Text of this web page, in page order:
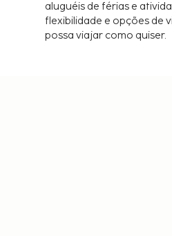
aluguéis de férias e
flexibilidade e opções de
possa viajar como quiser.